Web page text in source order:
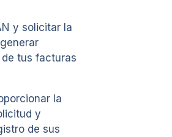
y solicitar la
tus facturas
la
y
de sus